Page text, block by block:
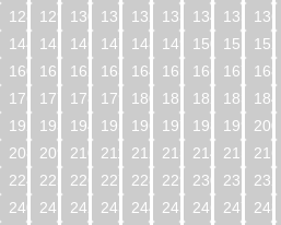
128
129 130 131 132 133 134 135 136
144
145 146 147 148 149 150 151 152
160
161 162 163 164 165 166 167 168
176
177 178 179 180 181 182 183 184
192
193 194 195 196 197 198 199 200
208
209 210 211 212 213 214 215 216
224
225 226 227 228 229 230 231 232
240
241 242 243 244 245 246 247 248